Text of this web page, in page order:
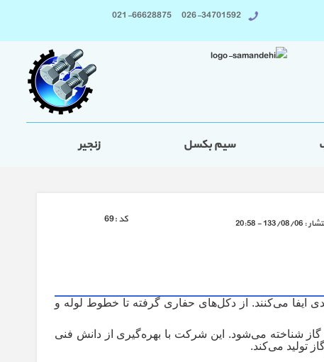
026-34701592 021-66628875
سیم بکسل زنجیر
:
133/08/06 - 20:58 كد :69
ایفا می‌کنند. از دکل‌های حفاری گرفته تا خطوط لوله و
شناخته می‌شود. این شرکت با بهره‌گیری از دانش فنی
تولید می‌کند.